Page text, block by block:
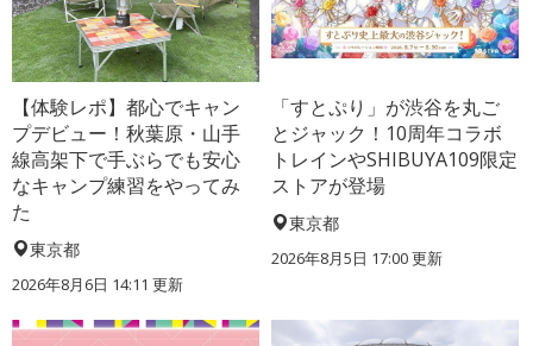
【体験レポ】都心でキャン
プデビュー！秋葉原・山手
線高架下で手ぶらでも安心
なキャンプ練習をやってみ
た
東京都
2026年8月6日 14:11 更新
「すとぷり」が渋谷を丸ご
とジャック！10周年コラボ
トレインやSHIBUYA109限定
ストアが登場
東京都
2026年8月5日 17:00更新